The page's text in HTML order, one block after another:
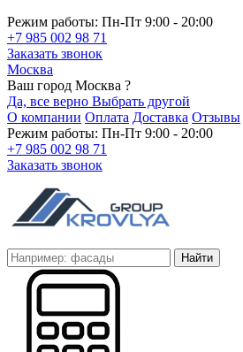
Режим работы: Пн-Пт 9:00 - 20:00
+7 985 002 98 71
Заказать звонок
Москва
Ваш город Москва ?
Да, все верно Выбрать другой
О компании Оплата Доставка Отзывы
Режим работы: Пн-Пт 9:00 - 20:00
+7 985 002 98 71
Заказать звонок
Найти